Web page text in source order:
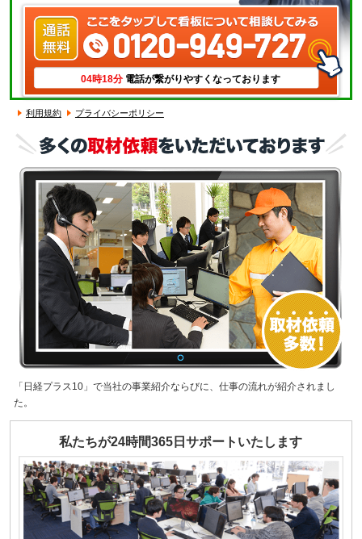
04時18分 電話が繋がりやすくなっております
利用規約 プライバシーポリシー
「日経プラス10」で当社の事業紹介ならびに、仕事の流れが紹介されまし
た。
私たちが24時間365日サポートいたします